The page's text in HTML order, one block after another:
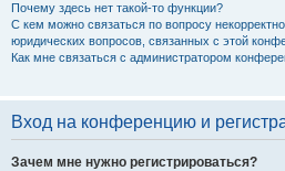
Почему здесь нет такой-то функции?
С кем можно связаться по вопросу
юридических вопросов, связанных с этой
Как мне связаться с администратором
Вход на конференцию и
Зачем мне нужно регистрироваться?